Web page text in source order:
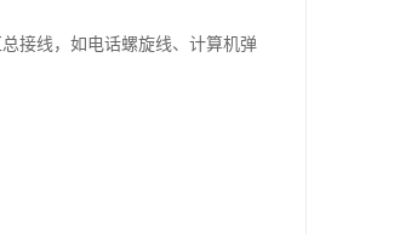
接线，如电话螺旋线、计算机弹